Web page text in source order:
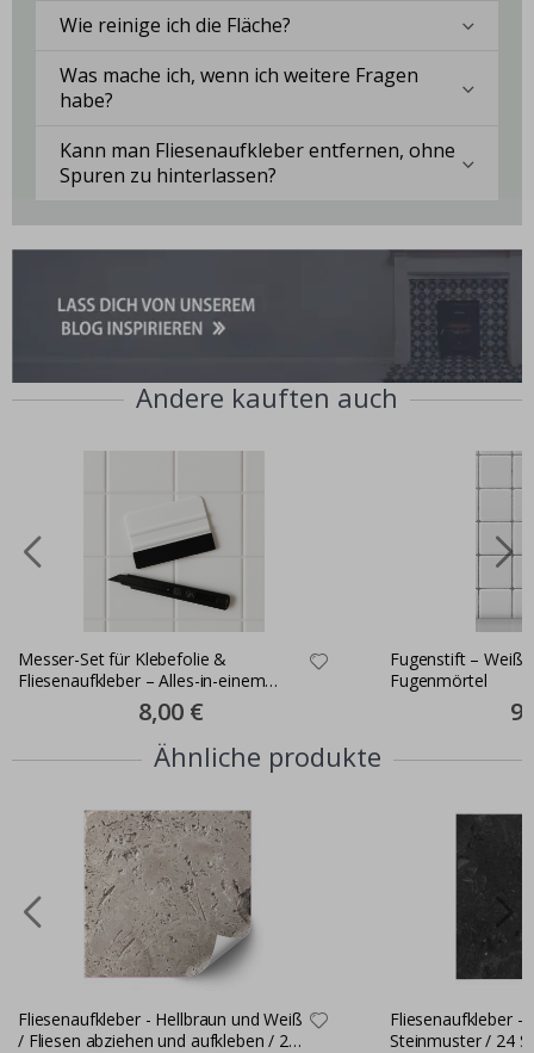
Wie reinige ich die Fläche?
Was mache ich, wenn ich weitere Fragen
habe?
Kann man Fliesenaufkleber entfernen, ohne
Spuren zu hinterlassen?
Andere kauften auch
Messer-Set für Klebefolie &
Fliesenaufkleber – Alles-in-einem
Special
Price
8,00 €
Fugenstift –
Fugenmörtel
Ähnliche produkte
Fliesenaufkleber - Hellbraun und Weiß
/ Fliesen abziehen und aufkleben / 24
Fliesenaufkleber -
Steinmuster / 24